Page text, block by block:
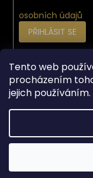
Tento web
procházením
jejich
osobních údajů
PŘIHLÁSIT SE
Vše o nákupu
Doprava
Reklamace